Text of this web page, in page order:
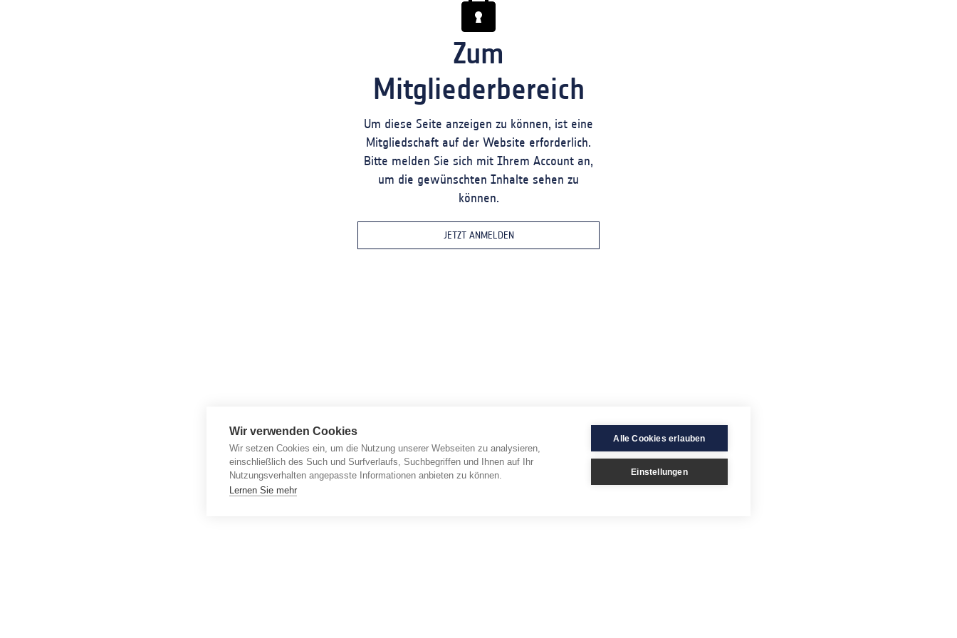
Zum
Mitgliederbereich
Um diese Seite anzeigen zu können, ist eine
Mitgliedschaft auf der Website erforderlich.
Bitte melden Sie sich mit Ihrem Account an,
um die gewünschten Inhalte sehen zu
können.
JETZT ANMELDEN
Wir verwenden Cookies
Wir setzen Cookies ein, um die Nutzung unserer Webseiten zu analysieren,
einschließlich des Such und Surfverlaufs, Suchbegriffen und Ihnen auf Ihr
Nutzungsverhalten angepasste Informationen anbieten zu können.
Lernen Sie mehr
Alle Cookies erlauben
Einstellungen